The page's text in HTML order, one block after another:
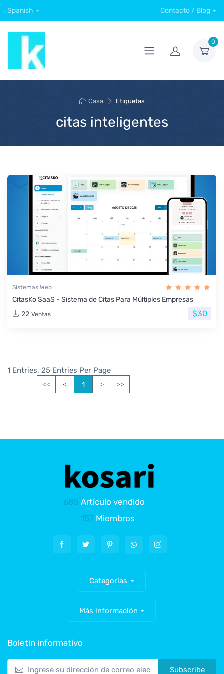
Spanish Contacto / Blog
0
Casa Etiquetas
citas inteligentes
Sistemas Web
CitasKo SaaS - Sistema de Citas Para Múltiples Empresas
22 Ventas $30
1 Entries, 25 Entries Per Page
<< < 1 > >>
685 Artículo vendido
157 Miembros
Categorías
Más información
Boletin informativo
Subscribe